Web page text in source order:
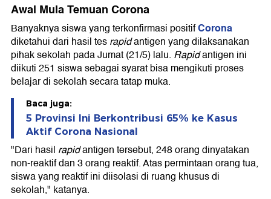
Awal Mula Temuan Corona
Banyaknya siswa yang terkonfirmasi positifCorona
diketahui dari hasil tesrapidantigen yang dilaksanakan
pihak sekolah pada Jumat (21/5) lalu. Rapidantigen ini
diikuti 251 siswa sebagai syarat bisa mengikuti proses
belajar di sekolah secara tatap muka.
Baca juga:
5 Provinsi Ini Berkontribusi 65% ke Kasus
Aktif Corona Nasional
"Dari hasil rapidantigen tersebut, 248 orang dinyatakan
non-reaktif dan 3 orang reaktif. Atas permintaan orang tua,
siswa yang reaktif ini diisolasi di ruang khusus di
sekolah," katanya.